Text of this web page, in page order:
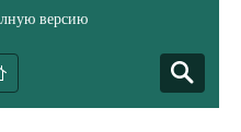
версию